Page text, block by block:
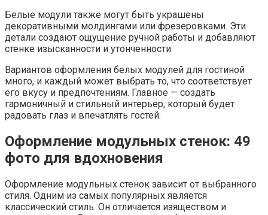
Белые модули также могут быть украшены
декоративными молдингами или фрезеровками. Эти
детали создают ощущение ручной работы и добавляют
стенке изысканности и утонченности.
Вариантов оформления белых модулей для гостиной
много, и каждый может выбрать то, что соответствует
его вкусу и предпочтениям. Главное — создать
гармоничный и стильный интерьер, который будет
радовать глаз и впечатлять гостей.
Оформление модульных стенок: 49
фото для вдохновения
Оформление модульных стенок зависит от выбранного
стиля. Одним из самых популярных является
классический стиль. Он отличается изяществом и